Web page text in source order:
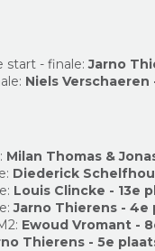
start - finale:Jarno
Niels Verschaeren
Milan Thomas &
Diederick
Louis Clincke - 13e
Jarno Thierens - 4e
Ewoud Vromant -
Thierens - 5e